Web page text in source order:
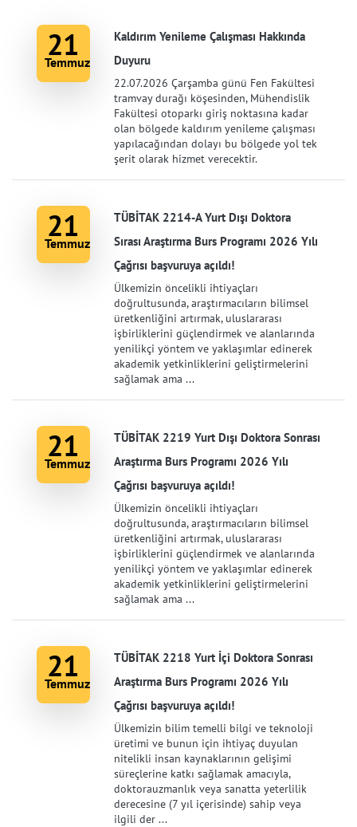
21
Temmuz
Kaldırım Yenileme Çalışması Hakkında
Duyuru
22.07.2026 Çarşamba günü Fen Fakültesi
tramvay durağı köşesinden, Mühendislik
Fakültesi otoparkı giriş noktasına kadar
olan bölgede kaldırım yenileme çalışması
yapılacağından dolayı bu bölgede yol tek
şerit olarak hizmet verecektir.
21
Temmuz
TÜBİTAK 2214-A Yurt Dışı Doktora
Sırası Araştırma Burs Programı 2026 Yılı
Çağrısı başvuruya açıldı!
Ülkemizin öncelikli ihtiyaçları
doğrultusunda, araştırmacıların bilimsel
üretkenliğini artırmak, uluslararası
işbirliklerini güçlendirmek ve alanlarında
yenilikçi yöntem ve yaklaşımlar edinerek
akademik yetkinliklerini geliştirmelerini
sağlamak ama ...
21
Temmuz
TÜBİTAK 2219 Yurt Dışı Doktora Sonrası
Araştırma Burs Programı 2026 Yılı
Çağrısı başvuruya açıldı!
Ülkemizin öncelikli ihtiyaçları
doğrultusunda, araştırmacıların bilimsel
üretkenliğini artırmak, uluslararası
işbirliklerini güçlendirmek ve alanlarında
yenilikçi yöntem ve yaklaşımlar edinerek
akademik yetkinliklerini geliştirmelerini
sağlamak ama ...
21
Temmuz
TÜBİTAK 2218 Yurt İçi Doktora Sonrası
Araştırma Burs Programı 2026 Yılı
Çağrısı başvuruya açıldı!
Ülkemizin bilim temelli bilgi ve teknoloji
üretimi ve bunun için ihtiyaç duyulan
nitelikli insan kaynaklarının gelişimi
süreçlerine katkı sağlamak amacıyla,
doktorauzmanlık veya sanatta yeterlilik
derecesine (7 yıl içerisinde) sahip veya
ilgili der ...